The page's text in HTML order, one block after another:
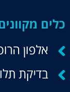
כלים
אלפון
בדיקת